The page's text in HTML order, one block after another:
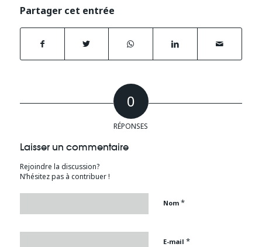
Partager cet entrée
0
RÉPONSES
Laisser un commentaire
Rejoindre la discussion?
N’hésitez pas à contribuer !
Nom *
E-mail *